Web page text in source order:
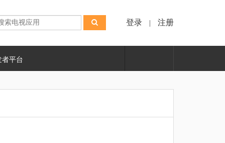
登录 注册
者平台